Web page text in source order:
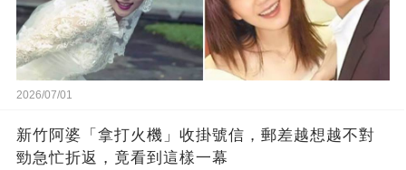
2026/07/01
新竹阿婆「拿打火機」收掛號信，郵差越想越不對
勁急忙折返，竟看到這樣一幕